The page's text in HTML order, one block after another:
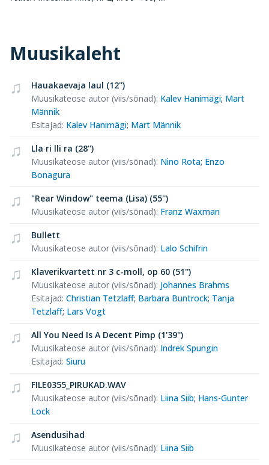
Muusikaleht
Hauakaevaja laul (12'')
Muusikateose autor (viis/sõnad): Kalev Hanimägi; Mart
Männik
Esitajad: Kalev Hanimägi; Mart Männik
Lla ri lli ra (28'')
Muusikateose autor (viis/sõnad): Nino Rota; Enzo
Bonagura
"Rear Window" teema (Lisa) (55'')
Muusikateose autor (viis/sõnad): Franz Waxman
Bullett
Muusikateose autor (viis/sõnad): Lalo Schifrin
Klaverikvartett nr 3 c-moll, op 60 (51'')
Muusikateose autor (viis/sõnad): Johannes Brahms
Esitajad: Christian Tetzlaff; Barbara Buntrock; Tanja
Tetzlaff; Lars Vogt
All You Need Is A Decent Pimp (1'39'')
Muusikateose autor (viis/sõnad): Indrek Spungin
Esitajad: Siuru
FILE0355_PIRUKAD.WAV
Muusikateose autor (viis/sõnad): Liina Siib; Hans-Gunter
Lock
Asendusihad
Muusikateose autor (viis/sõnad): Liina Siib